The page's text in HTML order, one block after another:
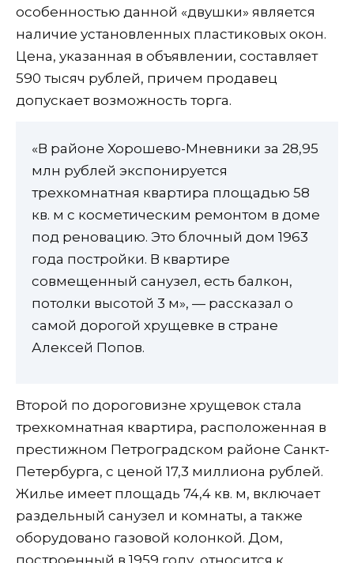
особенностью данной «двушки» является
наличие установленных пластиковых окон.
Цена, указанная в объявлении, составляет
590 тысяч рублей, причем продавец
допускает возможность торга.
«В районе Xoрошевo-Мнeвники за 28,95
млн рублей экспонируется
трехкомнатная квартира площадью 58
кв. м с косметическим ремонтом в доме
под реновацию. Это блочный дом 1963
года постройки. В квартире
совмещенный санузел, есть балкон,
потолки высотой 3 м», — рассказал о
самой дорогой хрущевке в стране
Алексей Попов.
Второй по дороговизне хрущевок стала
трехкомнатная квартира, расположенная в
престижном Петроградском районе Санкт-
Петербурга, с ценой 17,3 миллиона рублей.
Жилье имеет площадь 74,4 кв. м, включает
раздельный санузел и комнаты, а также
оборудовано газовой колонкой. Дом,